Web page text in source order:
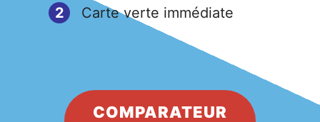
2
Carte verte immédiate
COMPARATEUR